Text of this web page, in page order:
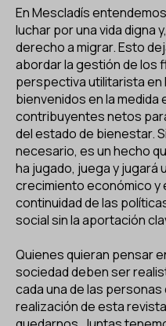
En Mescladís
luchar por una vida digna
derecho a migrar. Esto
abordar la gestión de los
perspectiva utilitarista en
bienvenidos en la medida
contribuyentes netos
del estado de bienestar.
necesario, es un hecho
ha jugado, juega y jugará
crecimiento económico y
continuidad de las
social sin la aportación
Quienes quieran pensar
sociedad deben ser
cada una de las
realización de esta